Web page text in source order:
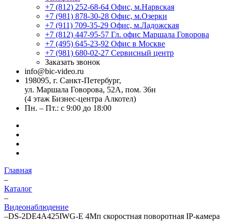
+7 (812) 252-68-64 Офис, м.Нарвская
+7 (981) 878-30-28 Офис, м.Озерки
+7 (911) 709-35-29 Офис, м.Ладожская
+7 (812) 447-95-57 Гл. офис Маршала Говорова
+7 (495) 645-23-92 Офис в Москве
+7 (981) 680-02-27 Сервисный центр
Заказать звонок
info@bic-video.ru
198095, г. Санкт-Петербург,
ул. Маршала Говорова, 52А, пом. 36н
(4 этаж Бизнес-центра Алкотел)
Пн. – Пт.: с 9:00 до 18:00
Главная
–
Каталог
–
Видеонаблюдение
–DS-2DE4A425IWG-E 4Мп скоростная поворотная IP-камера